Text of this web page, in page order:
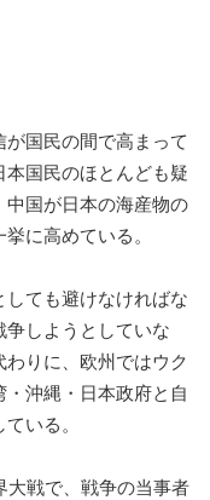
国民の間で高まって
国民のほとんども疑
中国が日本の海産物の
に高めている。
ても避けなければな
争しようとしていな
りに、欧州ではウク
沖縄・日本政府と自
いる。
戦で、戦争の当事者